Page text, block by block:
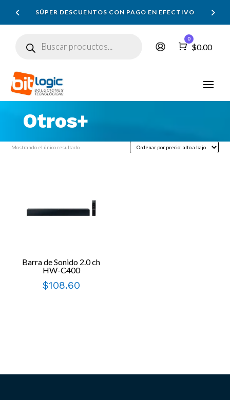
SÚPER DESCUENTOS CON PAGO EN EFECTIVO
productos
Carro
0
$0.00
Otros+
Mostrando el único resultado
Barra de Sonido 2.0 ch
HW-C400
$108.60